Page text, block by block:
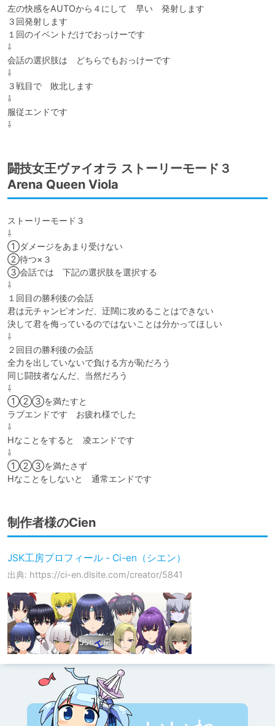
左の快感をAUTOから４にして　早い　発射します
３回発射します
１回のイベントだけでおっけーです
⇩
会話の選択肢は　どちらでもおっけーです
⇩
３戦目で　敗北します
⇩
服従エンドです
⇩
闘技女王ヴァイオラ ストーリーモード３
Arena Queen Viola
ストーリーモード３
⇩
①ダメージをあまり受けない
②待つ×３
③会話では　下記の選択肢を選択する
⇩
１回目の勝利後の会話
君は元チャンピオンだ、迂闊に攻めることはできない
決して君を侮っているのではないことは分かってほしい
⇩
２回目の勝利後の会話
全力を出していないで負ける方が恥だろう
同じ闘技者なんだ、当然だろう
⇩
①②③を満たすと
ラブエンドです　お疲れ様でした
⇩
Hなことをすると　凌エンドです
⇩
①②③を満たさず
Hなことをしないと　通常エンドです
制作者様のCien
JSK工房プロフィール - Ci-en（シエン）
出典: https://ci-en.dlsite.com/creator/5841